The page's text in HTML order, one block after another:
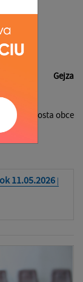
11.05.2026 |